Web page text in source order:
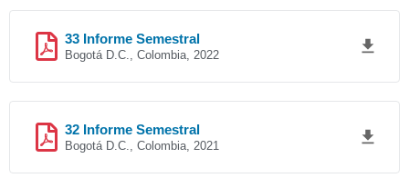
33 Informe Semestral
Bogotá D.C., Colombia, 2022
32 Informe Semestral
Bogotá D.C., Colombia, 2021